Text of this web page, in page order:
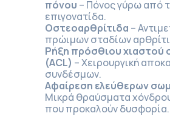
πόνου – Πόνος γύρω από
επιγονατίδα.
Οστεοαρθρίτιδα –
πρώιμων σταδίων
Ρήξη πρόσθιου χιαστού
(ACL) – Χειρουργική
συνδέσμων.
Αφαίρεση ελεύθερων
Μικρά θραύσματα
που προκαλούν δυσφορία.